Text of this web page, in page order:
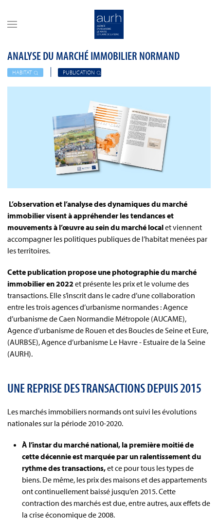
ANALYSE DU MARCHÉ IMMOBILIER NORMAND
HABITAT PUBLICATION
L’observation et l’analyse des dynamiques du marché
immobilier visent à appréhender les tendances et
mouvements à l’œuvre au sein du marché localet viennent
accompagner les politiques publiques de l’habitat menées par
les territoires.
Cette publication propose une photographie du marché
immobilier en 2022 et présente les prix et le volume des
transactions. Elle s’inscrit dans le cadre d’une collaboration
entre les trois agences d’urbanisme normandes : Agence
d’urbanisme de Caen Normandie Métropole (AUCAME),
Agence d’urbanisme de Rouen et des Boucles de Seine et Eure,
(AURBSE), Agence d’urbanisme Le Havre - Estuaire de la Seine
(AURH).
UNE REPRISE DES TRANSACTIONS DEPUIS 2015
Les marchés immobiliers normands ont suivi les évolutions
nationales sur la période 2010-2020.
À l’instar du marché national, la première moitié de
cette décennie est marquée par un ralentissement du
rythme des transactions,et ce pour tous les types de
biens. De même, les prix des maisons et des appartements
ont continuellement baissé jusqu’en 2015. Cette
contraction des marchés est due, entre autres, aux effets de
la crise économique de 2008.